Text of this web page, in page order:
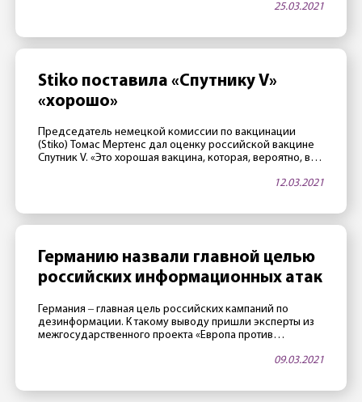
февраля. Накануне стало известно, что самочувствие
адвокат Ольга Михайлова. […]
25.03.2021
Stiko поставила «Спутнику V»
«хорошо»
Председатель немецкой комиссии по вакцинации
(Stiko) Томас Мертенс дал оценку российской вакцине
Спутник V. «Это хорошая вакцина, которая, вероятно, в
Российские исследователи имеют большой опыт в
агентство по лекарственным средствам тем временем
12.03.2021
Германию назвали главной целью
российских информационных атак
Германия ‒ главная цель российских кампаний по
дезинформации. К такому выводу пришли эксперты из
межгосударственного проекта «Европа против
новостями из России в разных европейских странах. Как
09.03.2021